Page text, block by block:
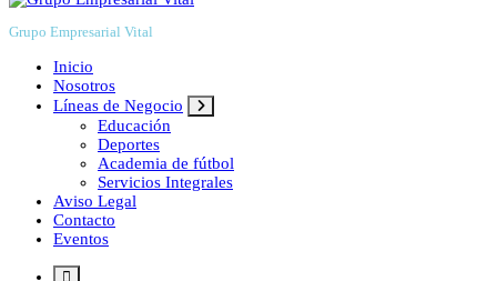
Grupo Empresarial Vital
Inicio
Nosotros
Líneas de Negocio
Educación
Deportes
Academia de fútbol
Servicios Integrales
Aviso Legal
Contacto
Eventos